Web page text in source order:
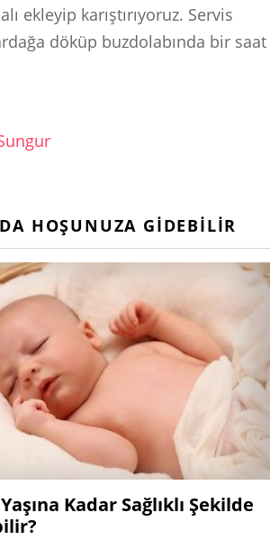
ekleyip karıştırıyoruz. Servis
döküp buzdolabında bir saat
HOŞUNUZA GIDEBILIR
Kadar Sağlıklı Şekilde